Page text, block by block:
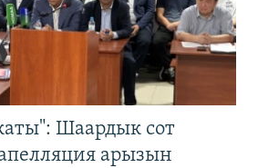
Шаардык сот
арызын